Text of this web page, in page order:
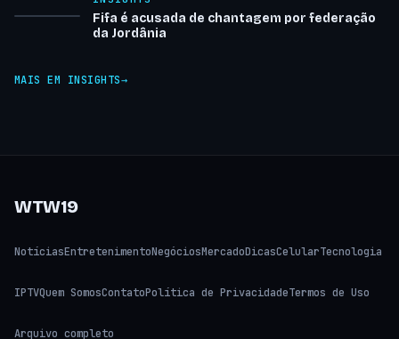
Fifa é acusada de chantagem por federação
da Jordânia
MAIS EM INSIGHTS
WTW19
NotíciasEntretenimentoNegóciosMercadoDicasCelularTecnologia
IPTVQuem SomosContatoPolítica de PrivacidadeTermos de Uso
Arquivo completo